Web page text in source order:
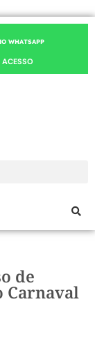
WHATSAPP
de
Carnaval